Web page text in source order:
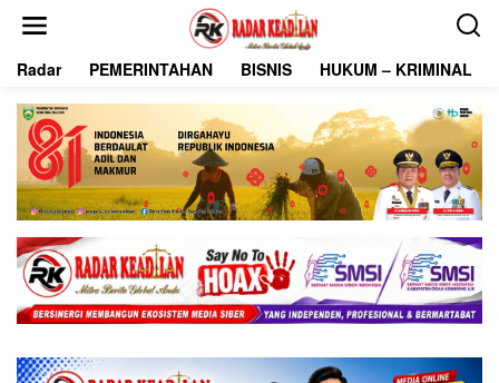
Radar PEMERINTAHAN BISNIS HUKUM – KRIMINAL